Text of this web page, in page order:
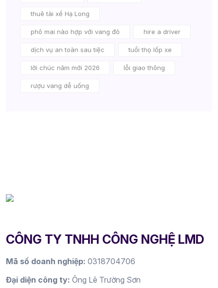
thuê tài xế Hạ Long
phô mai nào hợp với vang đỏ hire a driver
dịch vụ an toàn sau tiệc tuổi thọ lốp xe
lời chúc năm mới 2026 lỗi giao thông
rượu vang dễ uống
CÔNG TY TNHH CÔNG NGHỆ LMD
Mã số doanh nghiệp: 0318704706
Đại diện công ty: Ông Lê Trường Sơn